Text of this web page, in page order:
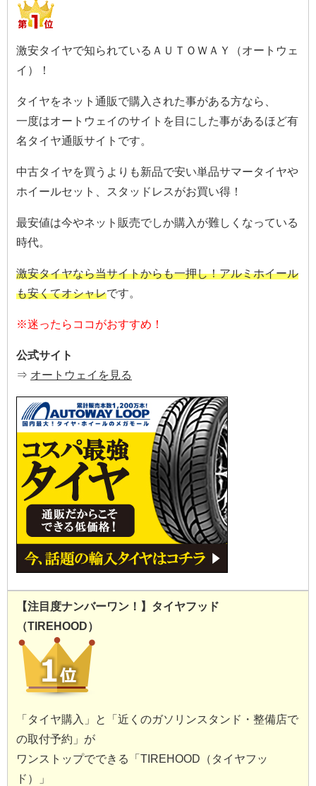
激安タイヤで知られているＡＵＴＯＷＡＹ（オートウェ
イ）！
タイヤをネット通販で購入された事がある方なら、
一度はオートウェイのサイトを目にした事があるほど有
名タイヤ通販サイトです。
中古タイヤを買うよりも新品で安い単品サマータイヤや
ホイールセット、スタッドレスがお買い得！
最安値は今やネット販売でしか購入が難しくなっている
時代。
激安タイヤなら当サイトからも一押し！アルミホイール
も安くてオシャレです。
※迷ったらココがおすすめ！
公式サイト
⇒ オートウェイを見る
【注目度ナンバーワン！】タイヤフッド
（TIREHOOD）
「タイヤ購入」と「近くのガソリンスタンド・整備店で
の取付予約」が
ワンストップでできる「TIREHOOD（タイヤフッ
ド）」